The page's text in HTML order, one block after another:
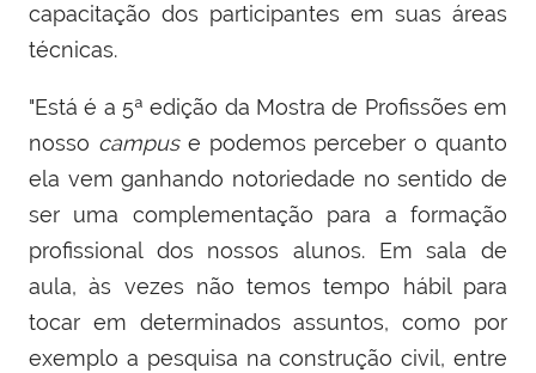
capacitação dos participantes em suas áreas
técnicas.
"Está é a 5ª edição da Mostra de Profissões em
nosso campuse podemos perceber o quanto
ela vem ganhando notoriedade no sentido de
ser uma complementação para a formação
profissional dos nossos alunos. Em sala de
aula, às vezes não temos tempo hábil para
tocar em determinados assuntos, como por
exemplo a pesquisa na construção civil, entre